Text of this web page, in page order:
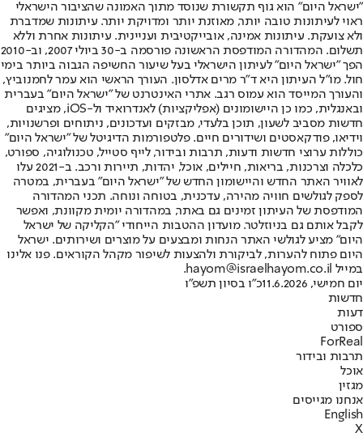
"ישראל היום" הוא גוף תקשורת שנוסד מתוך האמונה שהציבור הישראלי
ראוי לעיתונות טובה יותר, מאוזנת יותר ומדויקת יותר. עיתונות שמדברת
ולא צועקת. עיתונות אמינה, אובייקטיבית ועניינית. עיתונות אחרת וללא
תשלום. המהדורה המודפסת הראשונה פורסמה ב-30 ביולי 2007, וב-2010
הפך "ישראל היום" לעיתון הישראלי בעל שיעור החשיפה הגבוה ביותר בימי
חול. מו"ל העיתון היא ד"ר מרים אדלסון. העורך הראשי הוא עמר לחמנוביץ,
והעורך המייסד הוא עמוס רגב. אתרי האינטרנט של "ישראל היום" בעברית
ובאנגלית, כמו כן היישומונים (אפליקציות) לאנדרואיד ול-iOS, מציגים
חדשות מסביב לשעון, תוכן בלעדי, מבזקים ועדכונים, ניתוחים ופרשנויות,
וידיאו, פודקאסטים ושידורים חיים. פלטפורמות הדיגיטל של "ישראל היום"
כוללות ערוצי חדשות ודעות, תרבות ובידור, לייף סטייל, טכנולוגיה, ספורט,
כלכלה וצרכנות, בריאות, חיילים, אוכל, יהדות, תיירות ורכב. ב-2021 עלו
לאוויר האתר החדש והיישומון החדש של "ישראל היום" בעברית, במטרה
לספק לגולשים חוויה מהירה, עדכנית, בטוחה ונוחה. תכני המהדורה
המודפסת של העיתון זמינים גם באתר, במהדורה יומית מקוונת, ואפשר
לקבל אותם גם בניוזלטר. מועדון ההטבות הייחודי "הקליקה של ישראל
היום" מציע לגולשי האתר הנחות ומבצעים על מוצרים ושירותים. ישראל
היום פתוח להערות, לביקורת ולהצעות לשיפור מקהל הקוראים. פנו אלינו
במייל hayom@israelhayom.co.il.
יום חמישי, 11.6.2026
כ"ו בסיון תשפ"ו
חדשות
דעות
ספורט
ForReal
תרבות ובידור
אוכל
מגזין
אנחנו מגייסים
English
X